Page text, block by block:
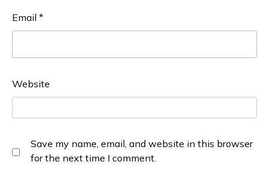
Email *
Website
Save my name, email, and website in this browser
for the next time I comment.